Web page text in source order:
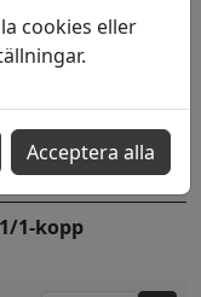
1-kopp
cookies eller
Acceptera alla